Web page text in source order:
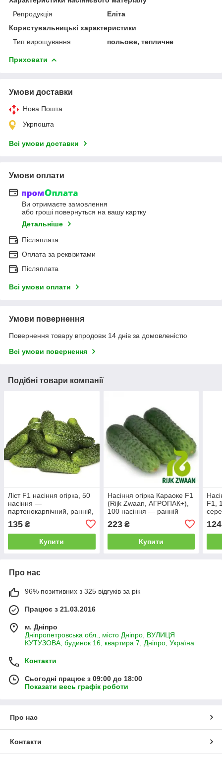
Репродукція
Еліта
Користувальницькі характеристики
Тип вирощування
польове, тепличне
Приховати
Умови доставки
Нова Пошта
Укрпошта
Всі умови доставки
Умови оплати
Ви отримаєте замовлення
або гроші повернуться на вашу картку
Детальніше
Післяплата
Оплата за реквізитами
Післяплата
Всі умови оплати
Умови повернення
Повернення товару впродовж 14 днів за домовленістю
Всі умови повернення
Подібні товари компанії
Ліст F1 насіння огірка, 50
насіння —
партенокарпічний, ранній,
135 ₴
Купити
Насіння огірка Караоке F1
(Rijk Zwaan, АГРОПАК+),
100 насіння — ранній
партенокарпік
223₴
Купити
F1,
124
Про нас
96% позитивних з 325 відгуків за рік
Працює з 21.03.2016
м. Дніпро
Дніпропетровська обл., місто Дніпро, ВУЛИЦЯ
КУТУЗОВА, будинок 16, квартира 7, Дніпро, Україна
Контакти
Сьогодні працює з 09:00 до 18:00
Показати весь графік роботи
Про нас
Контакти